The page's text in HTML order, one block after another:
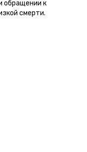
обращении к
смерти.